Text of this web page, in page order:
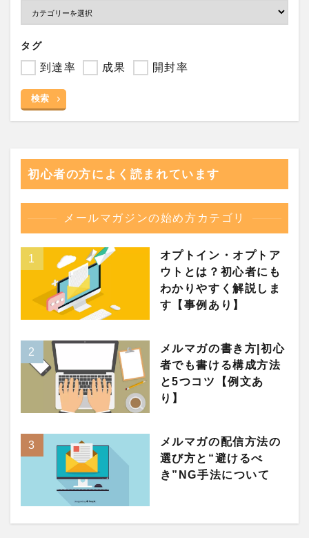
タグ
到達率 成果 開封率
検索
初心者の方によく読まれています
メールマガジンの始め方カテゴリ
オプトイン・オプトア
ウトとは？初心者にも
わかりやすく解説しま
す【事例あり】
メルマガの書き方|初心
者でも書ける構成方法
と5つコツ【例文あ
り】
メルマガの配信方法の
選び方と“避けるべ
き”NG手法について